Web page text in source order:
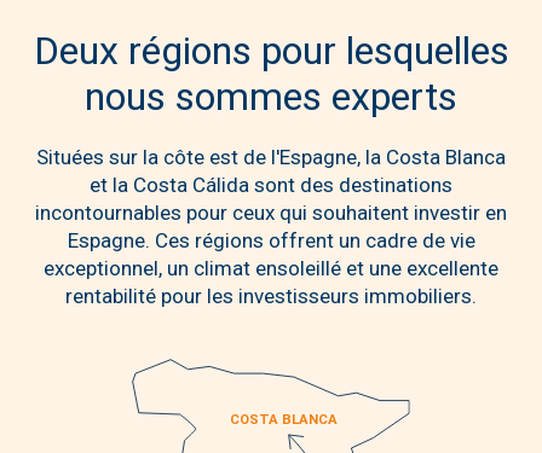
Deux régions pour lesquelles
nous sommes experts
Situées sur la côte est de l'Espagne, la Costa Blanca
et la Costa Cálida sont des destinations
incontournables pour ceux qui souhaitent investir en
Espagne. Ces régions offrent un cadre de vie
exceptionnel, un climat ensoleillé et une excellente
rentabilité pour les investisseurs immobiliers.